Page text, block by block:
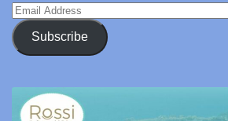
Email
Address
Subscribe